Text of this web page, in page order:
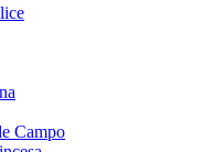
Campo